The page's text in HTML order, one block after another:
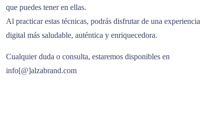
que puedes tener en ellas.
Al practicar estas técnicas, podrás disfrutar de una experiencia
digital más saludable, auténtica y enriquecedora.
Cualquier duda o consulta, estaremos disponibles en
info[@]alzabrand.com